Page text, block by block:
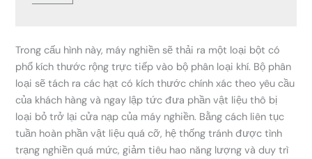
Trong cấu hình này, máy nghiền sẽ thải ra một loại bột có
phổ kích thước rộng trực tiếp vào bộ phân loại khí. Bộ phân
loại sẽ tách ra các hạt có kích thước chính xác theo yêu cầu
của khách hàng và ngay lập tức đưa phần vật liệu thô bị
loại bỏ trở lại cửa nạp của máy nghiền. Bằng cách liên tục
tuần hoàn phần vật liệu quá cỡ, hệ thống tránh được tình
trạng nghiền quá mức, giảm tiêu hao năng lượng và duy trì